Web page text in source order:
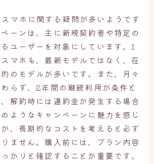
マホに関する疑問が多いようです
ーンは、主に新規契約者や特定の
ユーザーを対象にしています。1
マホも、最新モデルではなく、在
のモデルが多いです。また、月々
らず、2年間の継続利用が条件と
解約時には違約金が発生する場合
ようなキャンペーンに魅力を感じ
、長期的なコストを考えると必ず
ません。購入前には、プラン内容
かりと確認することが重要です。